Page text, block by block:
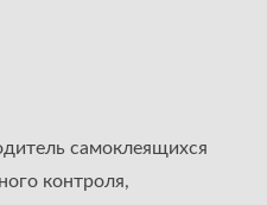
самоклеящихся
контроля,